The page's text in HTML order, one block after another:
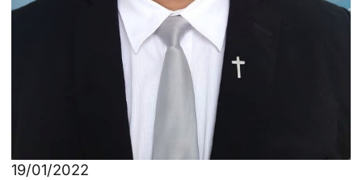
19/01/2022